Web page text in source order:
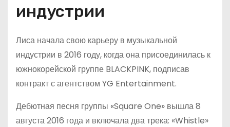
индустрии
Лиса начала свою карьеру в музыкальной
индустрии в 2016 году, когда она присоединилась к
южнокорейской группе BLACKPINK, подписав
контракт с агентством YG Entertainment.
Дебютная песня группы «Square One» вышла 8
августа 2016 года и включала два трека: «Whistle»